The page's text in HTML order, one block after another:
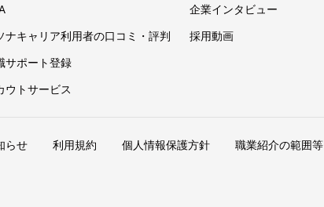
ナキャリア利用者の口コミ・評判
サポート登録
ウトサービス
企業インタビュー
採用動画
らせ 利用規約 個人情報保護方針 職業紹介の範囲等